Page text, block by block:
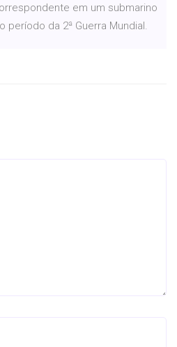
em um submarino
período da 2ª Guerra Mundial.